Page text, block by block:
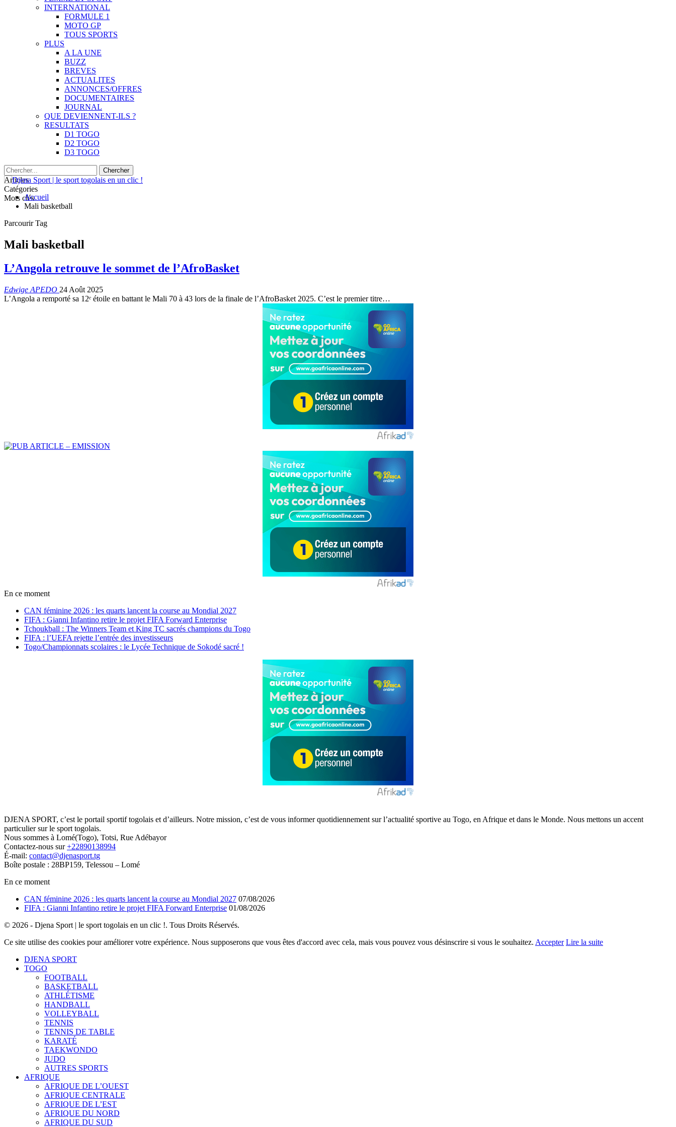
INTERNATIONAL
FORMULE 1
MOTO GP
TOUS SPORTS
PLUS
A LA UNE
BUZZ
BREVES
ACTUALITES
ANNONCES/OFFRES
DOCUMENTAIRES
JOURNAL
QUE DEVIENNENT-ILS ?
RESULTATS
D1 TOGO
D2 TOGO
D3 TOGO
Articles
Catégories
Mots clésAccueil
Mali basketball
Parcourir Tag
Mali basketball
L’Angola retrouve le sommet de l’AfroBasket
Edwige APEDO 24 Août 2025
L’Angola a remporté sa 12ᵉ étoile en battant le Mali 70 à 43 lors de la finale de l’AfroBasket 2025. C’est le premier titre…
En ce moment
CAN féminine 2026 : les quarts lancent la course au Mondial 2027
FIFA : Gianni Infantino retire le projet FIFA Forward Enterprise
Tchoukball : The Winners Team et King TC sacrés champions du Togo
FIFA : l’UEFA rejette l’entrée des investisseurs
Togo/Championnats scolaires : le Lycée Technique de Sokodé sacré !
DJENA SPORT, c’est le portail sportif togolais et d’ailleurs. Notre mission, c’est de vous informer quotidiennement sur l’actualité sportive au Togo, en Afrique et dans le Monde. Nous mettons un accent
particulier sur le sport togolais.
Nous sommes à Lomé(Togo), Totsi, Rue Adébayor
Contactez-nous sur+22890138994
É-mail: contact@djenasport.tg
Boîte postale : 28BP159, Telessou – Lomé
En ce moment
CAN féminine 2026 : les quarts lancent la course au Mondial 2027 07/08/2026
FIFA : Gianni Infantino retire le projet FIFA Forward Enterprise 01/08/2026
© 2026 - Djena Sport | le sport togolais en un clic !. Tous Droits Réservés.
Ce site utilise des cookies pour améliorer votre expérience. Nous supposerons que vous êtes d'accord avec cela, mais vous pouvez vous désinscrire si vous le souhaitez. Accepter Lire la suite
DJENA SPORT
TOGO
FOOTBALL
BASKETBALL
ATHLÉTISME
HANDBALL
VOLLEYBALL
TENNIS
TENNIS DE TABLE
KARATÉ
TAEKWONDO
JUDO
AUTRES SPORTS
AFRIQUE
AFRIQUE DE L’OUEST
AFRIQUE CENTRALE
AFRIQUE DE L’EST
AFRIQUE DU NORD
AFRIQUE DU SUD